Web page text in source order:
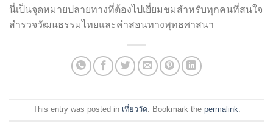
นี่เป็นจุดหมายปลายทางที่ต้องไปเยี่ยมชมสำหรับทุกคนที่สนใจ
สำรวจวัฒนธรรมไทยและคำสอนทางพุทธศาสนา
This entry was posted in เที่ยววัด. Bookmark the permalink